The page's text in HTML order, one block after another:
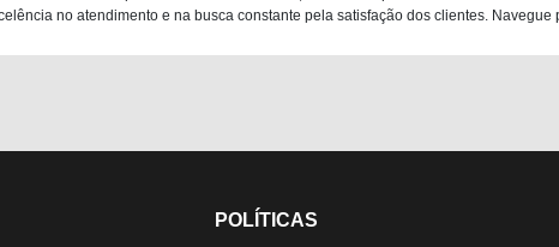
no atendimento e na busca constante pela satisfação dos clientes.
POLÍTICAS